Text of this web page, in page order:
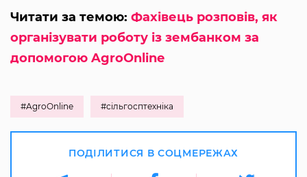
Читати за темою: Фахівець розповів, як
організувати роботу із зембанком за
допомогою AgroОnline
#AgroOnline #сільгосптехніка
ПОДІЛИТИСЯ В СОЦМЕРЕЖАХ